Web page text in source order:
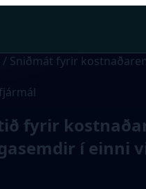
/ Sniðmát fyrir
fyrir
í einni